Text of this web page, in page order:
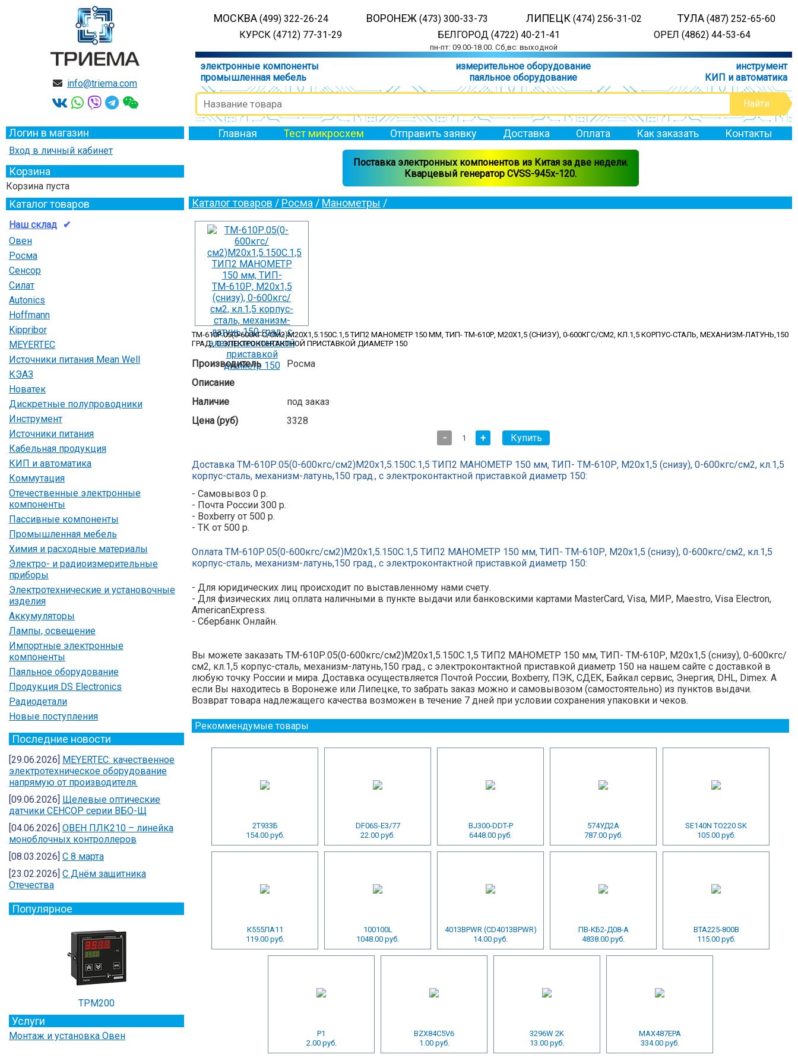
info@triema.com
МОСКВА (499) 322-26-24 ВОРОНЕЖ (473) 300-33-73 ЛИПЕЦК (474) 256-31-02 ТУЛА (487) 252-65-60
КУРСК (4712) 77-31-29
БЕЛГОРОД (4722) 40-21-41 ОРЕЛ (4862) 44-53-64
пн-пт: 09.00-18.00. Сб,вс: выходной
электронные компоненты измерительное оборудование
инструмент
промышленная мебель
паяльное оборудование КИП и автоматика
Логин в магазин
Вход в личный кабинет
Корзина
Корзина пуста
Каталог товаров
Наш склад
Овен
Росма
Сенсор
Силат
Autonics
Hoffmann
Kippribor
MEYERTEC
Источники питания Mean Well
КЭАЗ
Новатек
Дискретные полупроводники
Инструмент
Источники питания
Кабельная продукция
КИП и автоматика
Коммутация
Отечественные электронные
компоненты
Пассивные компоненты
Промышленная мебель
Химия и расходные материалы
Электро- и радиоизмерительные
приборы
Электротехнические и установочные
изделия
Аккумуляторы
Лампы, освещение
Импортные электронные
компоненты
Паяльное оборудование
Продукция DS Electronics
Радиодетали
Новые поступления
Последние новости
[29.06.2026] MEYERTEC: качественное
электротехническое оборудование
напрямую от производителя.
[09.06.2026] Щелевые оптические
датчики СЕНСОР серии ВБО-Щ
[04.06.2026] ОВЕН ПЛК210 – линейка
моноблочных контроллеров
[08.03.2026] С 8 марта
[23.02.2026] C Днём защитника
Отечества
Популярное
ТРМ200
Услуги
Монтаж и установка Овен
Главная Тест микросхем Отправить заявку Доставка Оплата Как заказать Контакты
Поставка электронных компонентов из Китая за две недели.
Кварцевый генератор CVSS-945x-120.
Каталог товаров / Росма / Манометры /
ТМ-610Р.05(0-600КГС/СМ2)М20Х1,5.150С.1,5 ТИП2 МАНОМЕТР 150 ММ, ТИП- ТМ-610Р, М20Х1,5 (СНИЗУ), 0-600КГС/СМ2, КЛ.1,5 КОРПУС-СТАЛЬ, МЕХАНИЗМ-ЛАТУНЬ,150
ГРАД., С ЭЛЕКТРОКОНТАКТНОЙ ПРИСТАВКОЙ ДИАМЕТР 150
Производитель
Росма
Описание
Наличие
под заказ
Цена (руб)
3328
-
+
Доставка ТМ-610Р.05(0-600кгс/см2)М20х1,5.150С.1,5 ТИП2 МАНОМЕТР 150 мм, ТИП- ТМ-610Р, М20х1,5 (снизу), 0-600кгс/см2, кл.1,5
корпус-сталь, механизм-латунь,150 град., с электроконтактной приставкой диаметр 150:
- Самовывоз 0 р.
- Почта России 300 р.
- Boxberry от 500 р.
- ТК от 500 р.
Оплата ТМ-610Р.05(0-600кгс/см2)М20х1,5.150С.1,5 ТИП2 МАНОМЕТР 150 мм, ТИП- ТМ-610Р, М20х1,5 (снизу), 0-600кгс/см2, кл.1,5
корпус-сталь, механизм-латунь,150 град., с электроконтактной приставкой диаметр 150:
- Для юридических лиц происходит по выставленному нами счету.
- Для физических лиц оплата наличными в пункте выдачи или банковскими картами MasterCard, Visa, МИР, Maestro, Visa Electron,
AmericanExpress.
- Сбербанк Онлайн.
Вы можете заказать ТМ-610Р.05(0-600кгс/см2)М20х1,5.150С.1,5 ТИП2 МАНОМЕТР 150 мм, ТИП- ТМ-610Р, М20х1,5 (снизу), 0-600кгс/
см2, кл.1,5 корпус-сталь, механизм-латунь,150 град., с электроконтактной приставкой диаметр 150 на нашем сайте с доставкой в
любую точку России и мира. Доставка осуществляется Почтой России, Boxberry, ПЭК, СДЕК, Байкал сервис, Энергия, DHL, Dimex. А
если Вы находитесь в Воронеже или Липецке, то забрать заказ можно и самовывозом (самостоятельно) из пунктов выдачи.
Возврат товара надлежащего качества возможен в течение 7 дней при условии сохранения упаковки и чеков.
Рекоммендумые товары
2Т933Б
154.00 руб.
DF06S-E3/77
22.00 руб.
BJ300-DDT-P
6448.00 руб.
574УД2А
787.00 руб.
SE140N TO220 SK
105.00 руб.
К555ЛА11
119.00 руб.
100100L
1048.00 руб.
4013BPWR (CD4013BPWR)
14.00 руб.
ПВ-КБ2-Д08-А
4838.00 руб.
BTA225-800B
115.00 руб.
P1
2.00 руб.
BZX84C5V6
1.00 руб.
3296W 2K
13.00 руб.
MAX487EPA
334.00 руб.